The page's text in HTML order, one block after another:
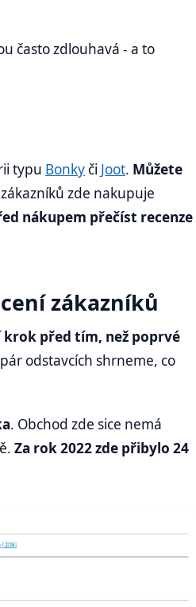
často zdlouhavá - a to
typu Bonky či Joot. Můžete
zde nakupuje
nákupem přečíst recenze
zákazníků
před tím, než poprvé
odstavcích shrneme, co
. Obchod zde sice nemá
Za rok 2022 zde přibylo 24